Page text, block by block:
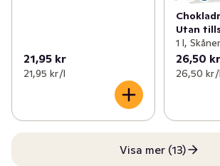
21,95 kr
21,95 kr /l
Utan
1 l,
26,50 kr
26,50 kr /l
Visa mer (13)